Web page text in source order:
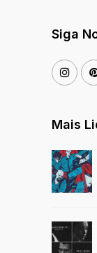
Siga
Mais